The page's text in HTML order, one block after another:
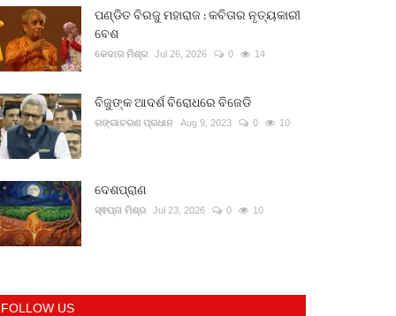
ପଣ୍ଡିତ ବିରଜୁ ମହାରାଜ : କବିତାର ନୃତ୍ୟକାରୀ
ବେଶ
କେଦାର ମିଶ୍ର Jul 26, 2026 0 14
ବିଜୁଙ୍କ ଆଦର୍ଶ ବିରୋଧରେ ବିଜେଡି
ରଙ୍ଗାଚରଣ ପ୍ରଧାନ Aug 9, 2023 0 10
ଦେଶପ୍ରାଣ
ସ୍ଵପ୍ନା ମିଶ୍ର Jul 23, 2026 0 10
FOLLOW US